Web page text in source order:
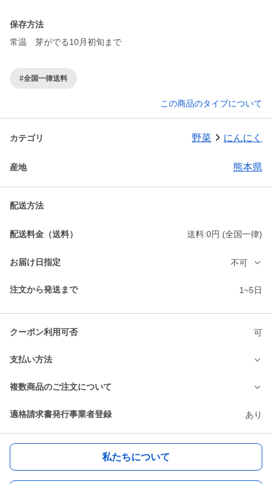
保存方法
常温 芽がでる10月初旬まで
#全国一律送料
この商品のタイプについて
カテゴリ 野菜 にんにく
産地 熊本県
配送方法
配送料金（送料） 送料:0円 (全国一律)
お届け日指定 不可
注文から発送まで 1~5日
クーポン利用可否 可
支払い方法
複数商品のご注文について
適格請求書発行事業者登録 あり
私たちについて